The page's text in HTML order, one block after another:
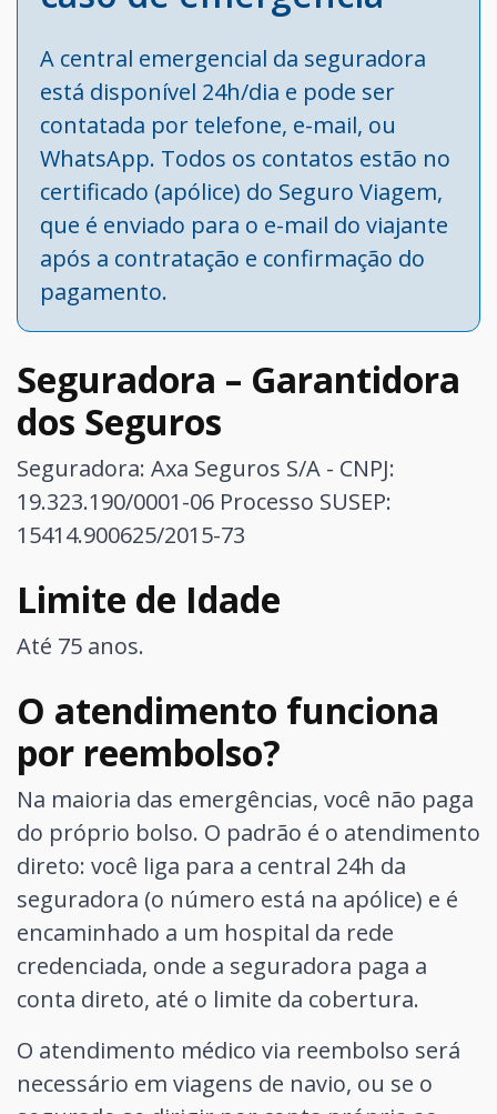
A central emergencial da seguradora
está disponível 24h/dia e pode ser
contatada por telefone, e-mail, ou
WhatsApp. Todos os contatos estão no
certificado (apólice) do Seguro Viagem,
que é enviado para o e-mail do viajante
após a contratação e confirmação do
pagamento.
Seguradora – Garantidora
dos Seguros
Seguradora: Axa Seguros S/A - CNPJ:
19.323.190/0001-06 Processo SUSEP:
15414.900625/2015-73
Limite de Idade
Até 75 anos.
O atendimento funciona
por reembolso?
Na maioria das emergências, você não paga
do próprio bolso. O padrão é o atendimento
direto: você liga para a central 24h da
seguradora (o número está na apólice) e é
encaminhado a um hospital da rede
credenciada, onde a seguradora paga a
conta direto, até o limite da cobertura.
O atendimento médico via reembolso será
necessário em viagens de navio, ou se o